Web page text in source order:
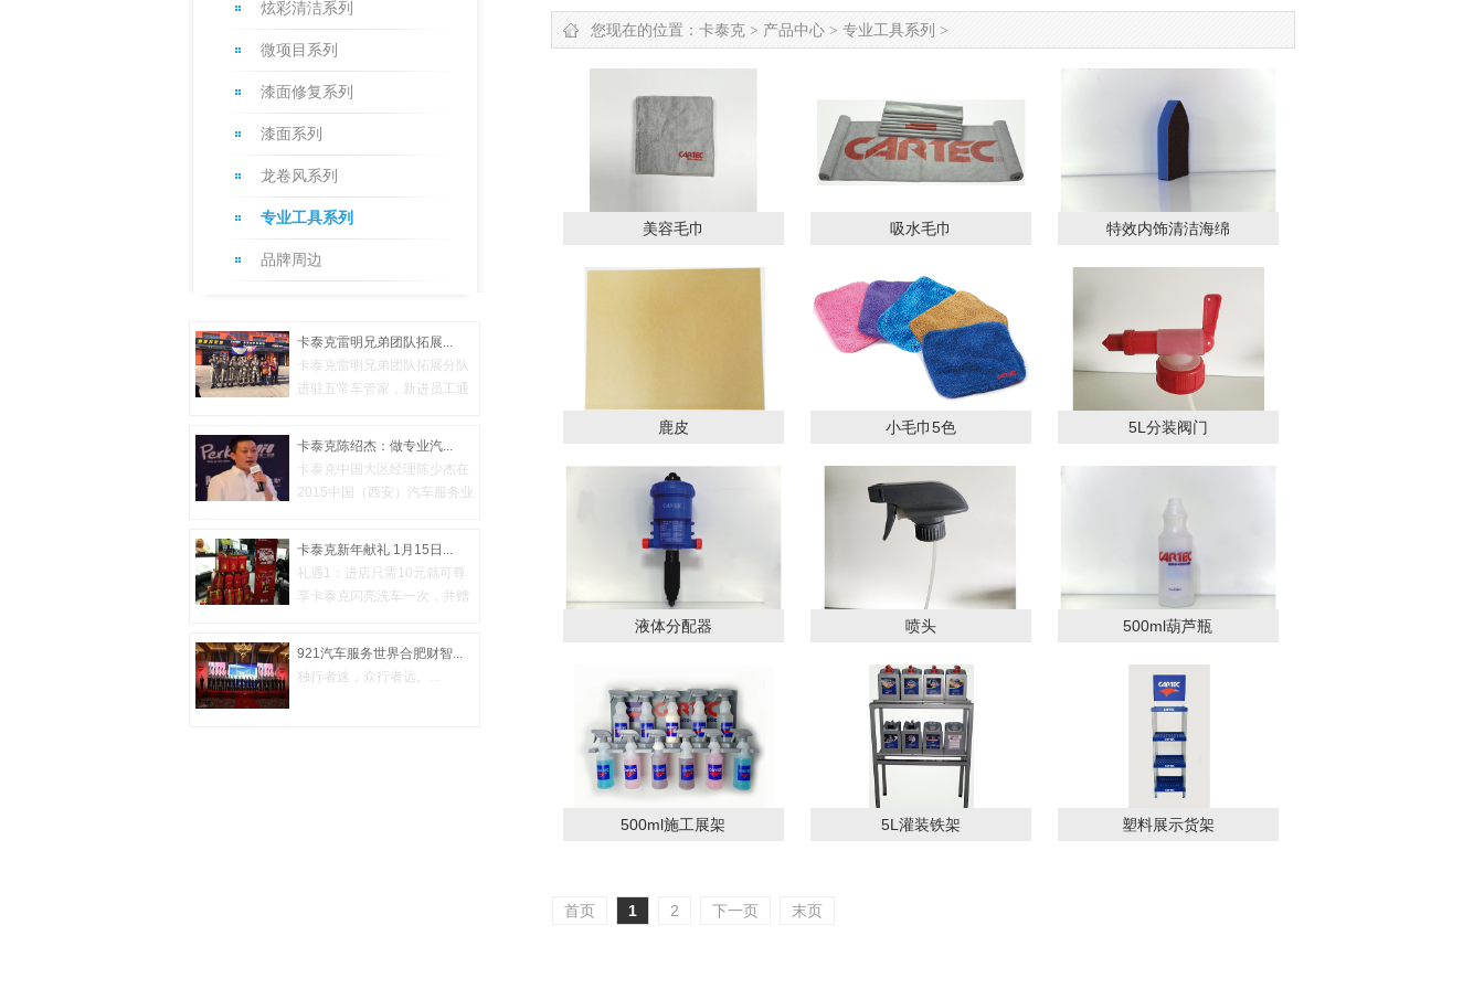
炫彩清洁系列
微项目系列
漆面修复系列
漆面系列
龙卷风系列
专业工具系列
品牌周边
卡泰克雷明兄弟团队拓展...
卡泰克雷明兄弟团队拓展分队
进驻五常车管家，新进员工通
卡泰克陈绍杰：做专业汽...
卡泰克中国大区经理陈少杰在
2015中国（西安）汽车服务业
卡泰克新年献礼 1月15日...
礼遇1：进店只需10元就可尊
享卡泰克闪亮洗车一次，并赠
921汽车服务世界合肥财智...
独行者速，众行者远。...
您现在的位置： 卡泰克> 产品中心> 专业工具系列 >
美容毛巾 吸水毛巾 特效内饰清洁海绵
鹿皮 小毛巾5色 5L分装阀门
液体分配器 喷头 500ml葫芦瓶
500ml施工展架 5L灌装铁架 塑料展示货架
首页 1 2 下一页 末页